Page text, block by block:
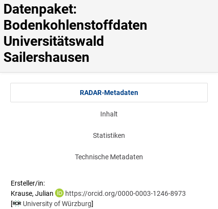
Datenpaket:
Bodenkohlenstoffdaten
Universitätswald
Sailershausen
RADAR-Metadaten
Inhalt
Statistiken
Technische Metadaten
Ersteller/in:
Krause, Julian
https://orcid.org/0000-0003-1246-8973
[
University of Würzburg]